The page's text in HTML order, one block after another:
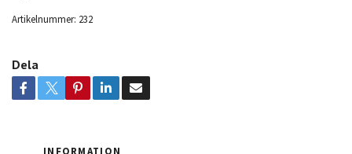
Artikelnummer: 232
Dela
INFORMATION